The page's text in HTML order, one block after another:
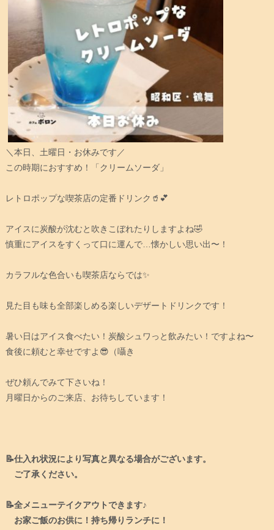
＼本日、土曜日・お休みです／
この時期におすすめ！「クリームソーダ」
レトロポップな喫茶店の定番ドリンク🥤💕
アイスに炭酸が沈むと吹きこぼれたりしますよね🤣
慎重にアイスをすくって口に運んで…懐かしい思い出〜！
カラフルな色合いも喫茶店ならでは✨
見た目も味も全部楽しめる楽しいデザートドリンクです！
暑い日はアイス食べたい！炭酸シュワっと飲みたい！ですよね〜
食後に頼むと幸せですよ😎（囁き
ぜひ頼んでみて下さいね！
月曜日からのご来店、お待ちしています！
📝仕入れ状況により写真と異なる場合がございます。
ご了承ください。
📝全メニューテイクアウトできます♪
お家ご飯のお供に！持ち帰りランチに！